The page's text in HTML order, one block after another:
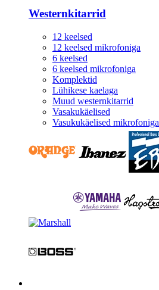
Westernkitarrid
12 keelsed
12 keelsed mikrofoniga
6 keelsed
6 keelsed mikrofoniga
Komplektid
Lühikese kaelaga
Muud westernkitarrid
Vasakukäelised
Vasukukäelised mikrofoniga